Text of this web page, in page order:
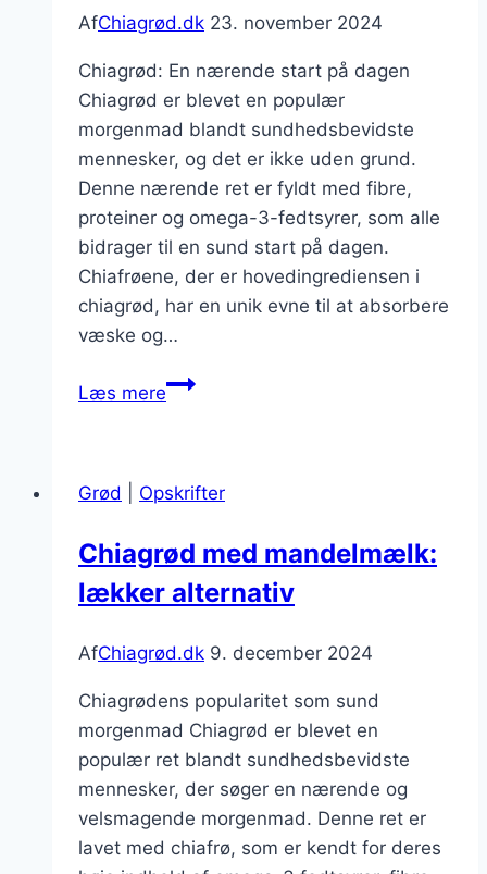
AfChiagrød.dk 23. november 2024
Chiagrød: En nærende start på dagen
Chiagrød er blevet en populær
morgenmad blandt sundhedsbevidste
mennesker, og det er ikke uden grund.
Denne nærende ret er fyldt med fibre,
proteiner og omega-3-fedtsyrer, som alle
bidrager til en sund start på dagen.
Chiafrøene, der er hovedingrediensen i
chiagrød, har en unik evne til at absorbere
væske og…
Læs mereChiagrød
Grød
Opskrifter
Chiagrød med mandelmælk:
lækker alternativ
AfChiagrød.dk 9. december 2024
Chiagrødens popularitet som sund
morgenmad Chiagrød er blevet en
populær ret blandt sundhedsbevidste
mennesker, der søger en nærende og
velsmagende morgenmad. Denne ret er
lavet med chiafrø, som er kendt for deres